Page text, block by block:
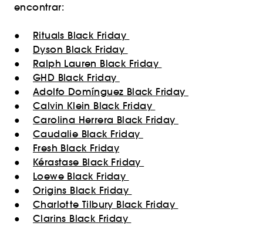
encontrar:
● Rituals Black Friday
● Dyson Black Friday
● Ralph Lauren Black Friday
● GHD Black Friday
● Adolfo Domínguez Black Friday
● Calvin Klein Black Friday
● Carolina Herrera Black Friday
● Caudalie Black Friday
● Fresh Black Friday
● Kérastase Black Friday
● Loewe Black Friday
● Origins Black Friday
● Charlotte Tilbury Black Friday
● Clarins Black Friday